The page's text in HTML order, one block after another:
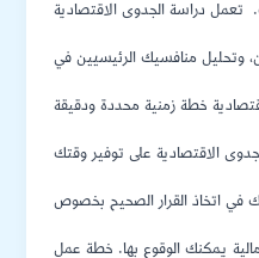
تعمل دراسة الجدوى الاقتصادية
وتحليل منافسيك الرئيسيين في
خطة زمنية محددة ودقيقة
الاقتصادية على توفير وقتك
في اتخاذ القرار الصحيح بخصوص
يمكنك الوقوع بها. خطة عمل